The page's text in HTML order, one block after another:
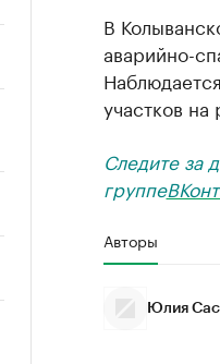
В
аварийно-
участков на
Следите за
группе
Авторы
Юлия